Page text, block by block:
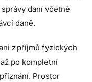
daní včetně
daně.
z příjmů fyzických
po kompletní
Prostor